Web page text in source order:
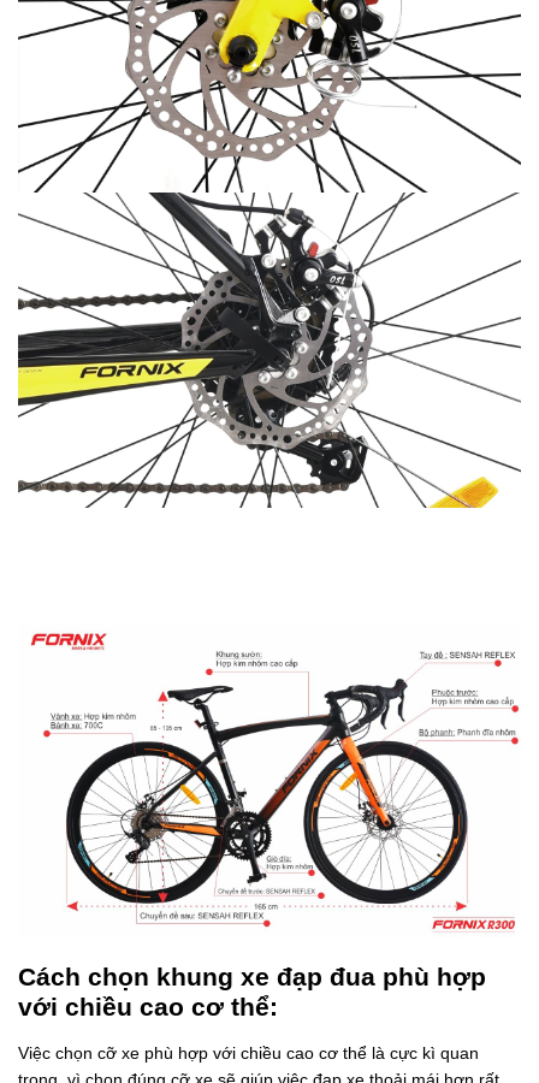
Cách chọn khung xe đạp đua phù hợp
với chiều cao cơ thể:
Việc chọn cỡ xe phù hợp với chiều cao cơ thể là cực kì quan